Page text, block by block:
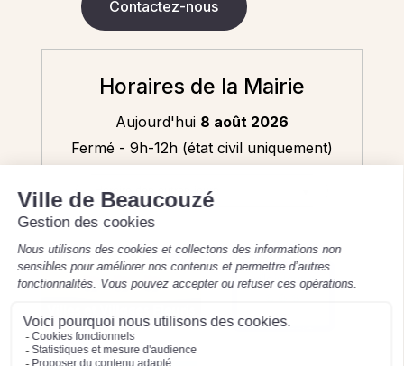
Contactez-nous
Horaires de la Mairie
Aujourd'hui 8 août 2026
Fermé - 9h-12h (état civil uniquement)